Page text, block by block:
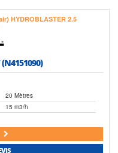
20 Mètres
15 m3/h